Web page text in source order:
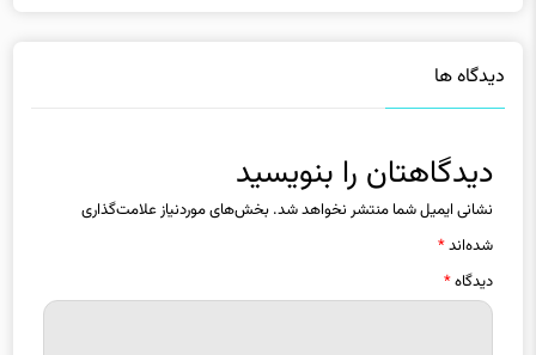
نشانی ایمیل شما منتشر نخواهد شد.بخش‌های موردنیاز علامت‌گذاری
شده‌اند*
دیدگاه*